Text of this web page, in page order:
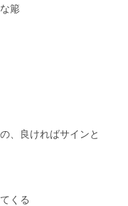
簓
、良ければサインと
くる